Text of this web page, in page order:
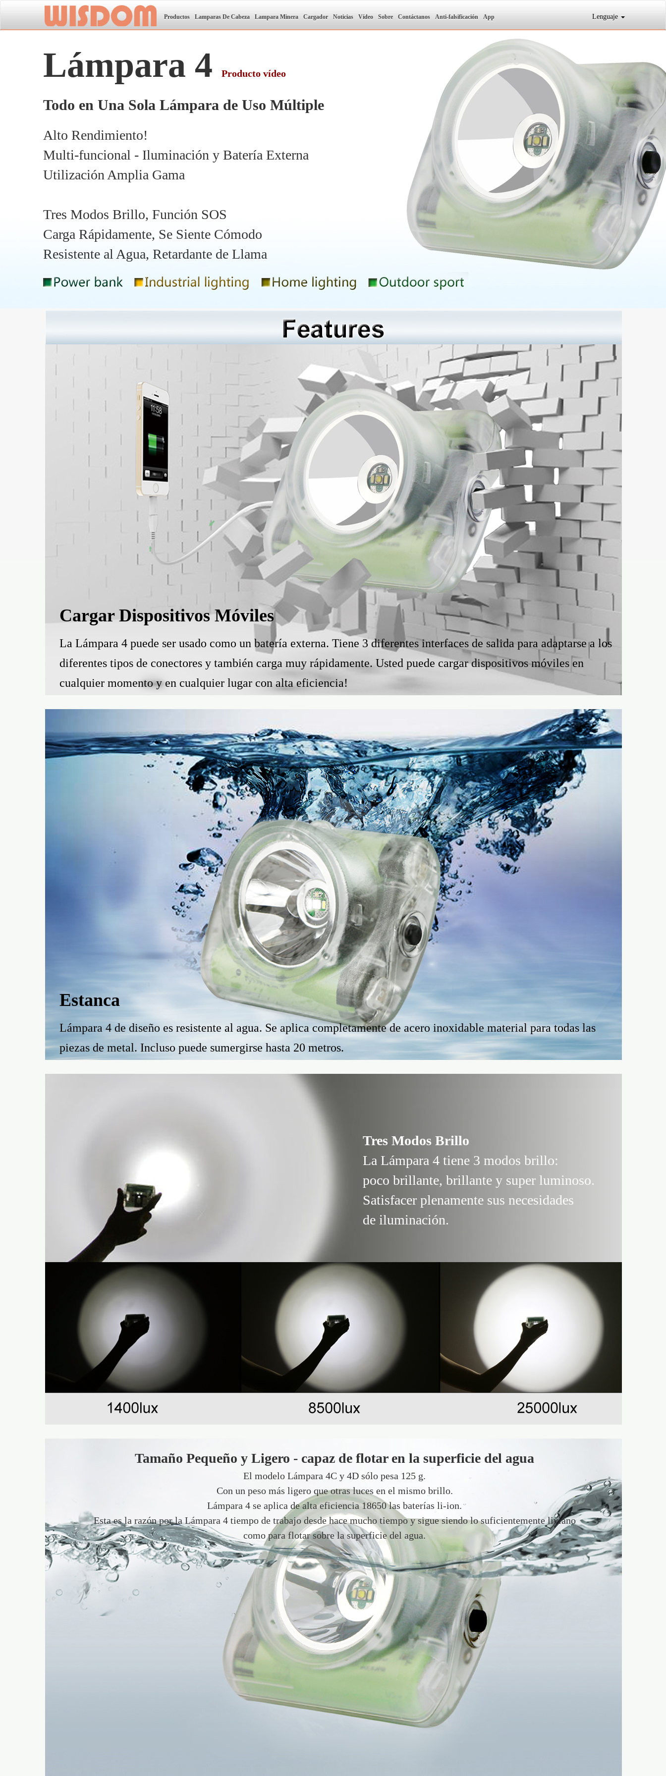
Productos Lamparas De Cabeza Lampara Minera Cargador Noticias Vídeo Sobre Contáctanos Anti-falsificación App Lenguaje
Lámpara 4 Producto vídeo
Todo en Una Sola Lámpara de Uso Múltiple
Alto Rendimiento!
Multi-funcional - Iluminación y Batería Externa
Utilización Amplia Gama
Tres Modos Brillo, Función SOS
Carga Rápidamente, Se Siente Cómodo
Resistente al Agua, Retardante de Llama
Cargar Dispositivos Móviles
La Lámpara 4 puede ser usado como un batería externa. Tiene 3 diferentes interfaces de salida para adaptarse a los
diferentes tipos de conectores y también carga muy rápidamente. Usted puede cargar dispositivos móviles en
cualquier momento y en cualquier lugar con alta eficiencia!
Estanca
Lámpara 4 de diseño es resistente al agua. Se aplica completamente de acero inoxidable material para todas las
piezas de metal. Incluso puede sumergirse hasta 20 metros.
Tres Modos Brillo
La Lámpara 4 tiene 3 modos brillo:
poco brillante, brillante y super luminoso.
Satisfacer plenamente sus necesidades
de iluminación.
Tamaño Pequeño y Ligero - capaz de flotar en la superficie del agua
El modelo Lámpara 4C y 4D sólo pesa 125 g.
Con un peso más ligero que otras luces en el mismo brillo.
Lámpara 4 se aplica de alta eficiencia 18650 las baterías li-ion.
Esta es la razón por la Lámpara 4 tiempo de trabajo desde hace mucho tiempo y sigue siendo lo suficientemente liviano
como para flotar sobre la superficie del agua.